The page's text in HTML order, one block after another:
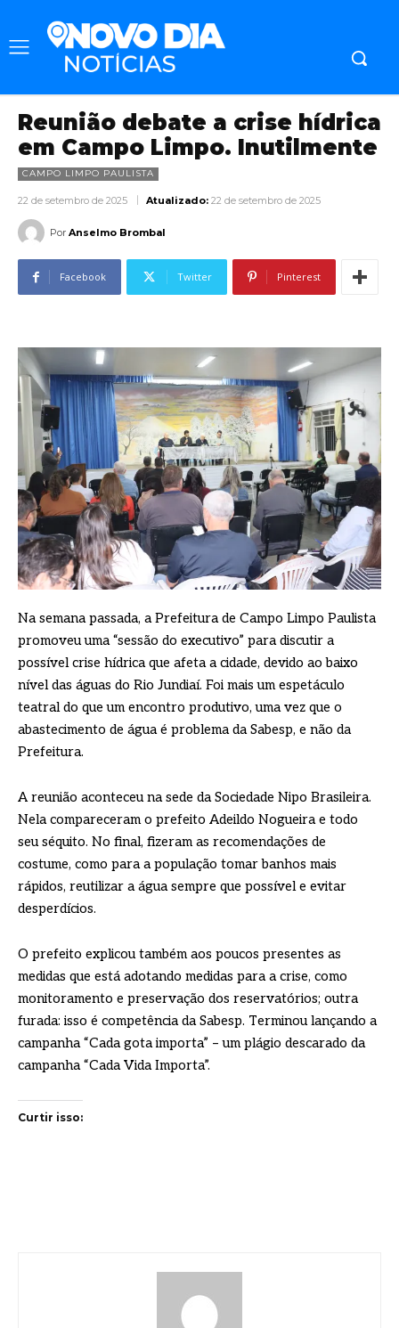
Reunião debate a crise hídrica
em Campo Limpo. Inutilmente
CAMPO LIMPO PAULISTA
22 de setembro de 2025 Atualizado: 22 de setembro de 2025
Por Anselmo Brombal
Facebook Twitter Pinterest
Na semana passada, a Prefeitura de Campo Limpo Paulista
promoveu uma “sessão do executivo” para discutir a
possível crise hídrica que afeta a cidade, devido ao baixo
nível das águas do Rio Jundiaí. Foi mais um espetáculo
teatral do que um encontro produtivo, uma vez que o
abastecimento de água é problema da Sabesp, e não da
Prefeitura.
A reunião aconteceu na sede da Sociedade Nipo Brasileira.
Nela compareceram o prefeito Adeildo Nogueira e todo
seu séquito. No final, fizeram as recomendações de
costume, como para a população tomar banhos mais
rápidos, reutilizar a água sempre que possível e evitar
desperdícios.
O prefeito explicou também aos poucos presentes as
medidas que está adotando medidas para a crise, como
monitoramento e preservação dos reservatórios; outra
furada: isso é competência da Sabesp. Terminou lançando a
campanha “Cada gota importa” – um plágio descarado da
campanha “Cada Vida Importa”.
Curtir isso: